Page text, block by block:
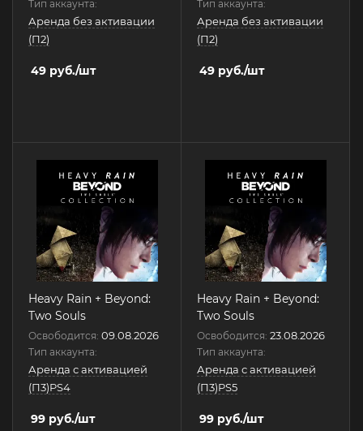
Тип аккаунта:
Аренда без активации
(П2)
49 руб./шт
Тип аккаунта:
Аренда без активации
(П2)
49 руб./шт
Heavy Rain + Beyond:
Two Souls
Освободится: 09.08.2026
Тип аккаунта:
Аренда с активацией
(П3)PS4
99 руб./шт
Heavy Rain + Beyond:
Two Souls
Освободится: 23.08.2026
Тип аккаунта:
Аренда с активацией
(П3)PS5
99 руб./шт